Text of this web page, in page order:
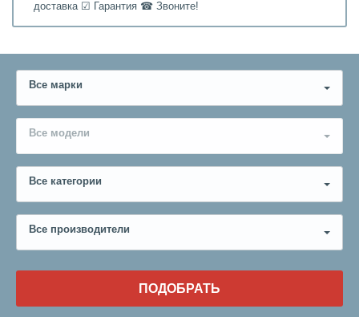
доставка ☑ Гарантия ☎ Звоните!
Все марки
Все модели
Все категории
Все производители
ПОДОБРАТЬ